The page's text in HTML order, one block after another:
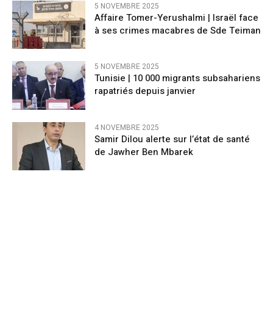
5 NOVEMBRE 2025
Affaire Tomer-Yerushalmi | Israël face
à ses crimes macabres de Sde Teiman
5 NOVEMBRE 2025
Tunisie | 10 000 migrants subsahariens
rapatriés depuis janvier
4 NOVEMBRE 2025
Samir Dilou alerte sur l’état de santé
de Jawher Ben Mbarek